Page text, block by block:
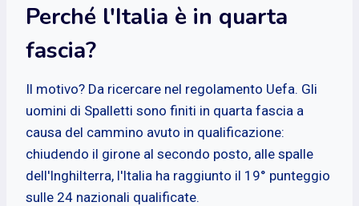
Perché l'Italia è in quarta
fascia?
Il motivo? Da ricercare nel regolamento Uefa. Gli
uomini di Spalletti sono finiti in quarta fascia a
causa del cammino avuto in qualificazione:
chiudendo il girone al secondo posto, alle spalle
dell'Inghilterra, l'Italia ha raggiunto il 19° punteggio
sulle 24 nazionali qualificate.